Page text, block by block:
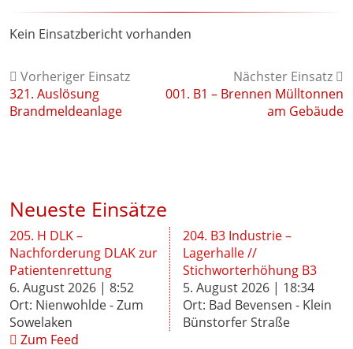
Kein Einsatzbericht vorhanden
Vorheriger Einsatz
321. Auslösung
Brandmeldeanlage
Nächster Einsatz
001. B1 – Brennen Mülltonnen
am Gebäude
Neueste Einsätze
205. H DLK –
Nachforderung DLAK zur
Patientenrettung
6. August 2026 | 8:52
Ort: Nienwohlde - Zum
Sowelaken
204. B3 Industrie –
Lagerhalle //
Stichworterhöhung B3
5. August 2026 | 18:34
Ort: Bad Bevensen - Klein
Bünstorfer Straße
Zum Feed